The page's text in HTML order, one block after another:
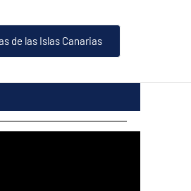
de las Islas Canarias